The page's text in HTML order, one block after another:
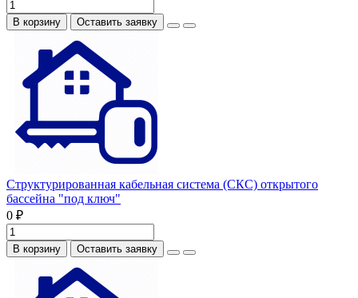
В корзину Оставить заявку
Структурированная кабельная система (СКС) открытого
бассейна "под ключ"
0 ₽
В корзину Оставить заявку